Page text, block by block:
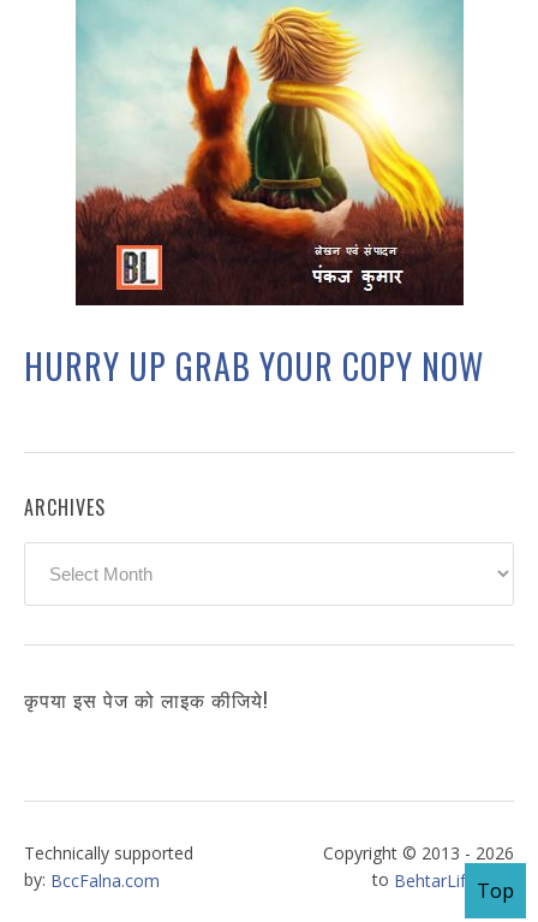
HURRY UP GRAB YOUR COPY NOW
ARCHIVES
कृपया इस पेज को लाइक कीजिये!
Technically supported
by: BccFalna.com
Copyright © 2013 - 2026
to BehtarLife.com
Top